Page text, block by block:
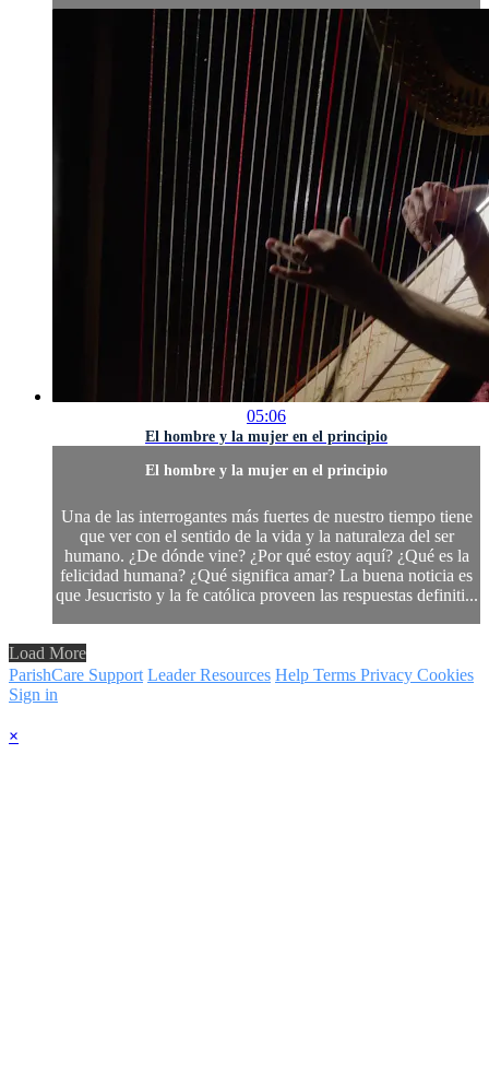
05:06
El hombre y la mujer en el principio
El hombre y la mujer en el principio
Una de las interrogantes más fuertes de nuestro tiempo tiene
que ver con el sentido de la vida y la naturaleza del ser
humano. ¿De dónde vine? ¿Por qué estoy aquí? ¿Qué es la
felicidad humana? ¿Qué significa amar? La buena noticia es
que Jesucristo y la fe católica proveen las respuestas definiti...
Load More
ParishCare Support Leader Resources Help Terms Privacy Cookies
Sign in
×